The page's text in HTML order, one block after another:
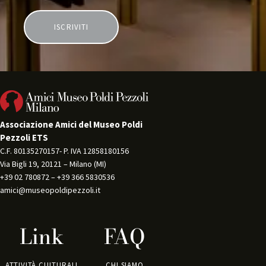
Associazione Amici del Museo Poldi
Pezzoli ETS
C.F. 80135270157- P. IVA 12858180156
Via Bigli 19, 20121 – Milano (MI)
+39 02 780872 – +39 366 5830536
amici@museopoldipezzoli.it
Link FAQ